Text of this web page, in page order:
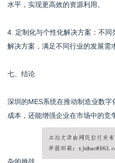
水平，实现更高效的资源利用。
4. 定制化与个性化解决方案：不
解决方案，满足不同行业的发展需
七、结论
深圳的MES系统在推动制造业数
成本，还能增强企业在市场中的
杂的挑战。